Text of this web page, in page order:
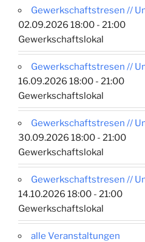
Gewerkschaftstresen //
02.09.2026 18:00 - 21:00
Gewerkschaftslokal
Gewerkschaftstresen //
16.09.2026 18:00 - 21:00
Gewerkschaftslokal
Gewerkschaftstresen //
30.09.2026 18:00 - 21:00
Gewerkschaftslokal
Gewerkschaftstresen //
14.10.2026 18:00 - 21:00
Gewerkschaftslokal
alle Veranstaltungen